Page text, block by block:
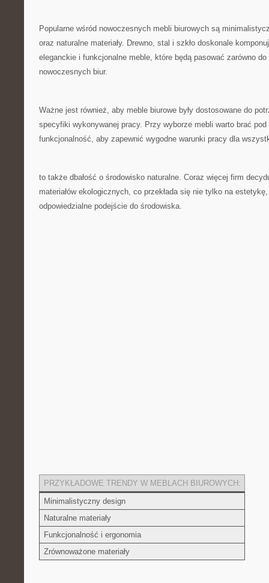
Popularne wśród nowoczesnych mebli ‍biurowych są​
oraz naturalne⁢ materiały. Drewno, stal i szkło doskonale
⁣eleganckie i funkcjonalne meble, ⁣które‍ będą pasować zarówno
nowoczesnych biur.
Ważne⁣ jest również, aby meble biurowe były dostosowane do
specyfiki wykonywanej ‍pracy. Przy wyborze mebli warto ‍brać
funkcjonalność, aby zapewnić wygodne ⁤warunki pracy dla
to także ⁢dbałość o środowisko⁤ naturalne. ⁢Coraz więcej firm
materiałów ekologicznych, co przekłada‍ się nie tylko na
odpowiedzialne podejście do środowiska.
PRZYKŁADOWE TRENDY W ‌MEBLACH BIUROWYCH:
Minimalistyczny design
Naturalne materiały
Funkcjonalność i ergonomia
Zrównoważone ⁣materiały